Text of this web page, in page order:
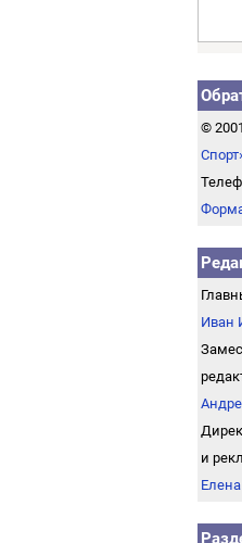
©
Иван
и